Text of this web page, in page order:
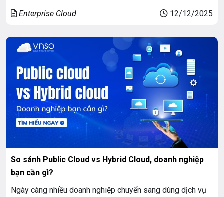
mềm linh hoạt hơn, tiện lợi hơn mà không cần đầu […]
Enterprise Cloud 12/12/2025
So sánh Public Cloud vs Hybrid Cloud, doanh nghiệp
bạn cần gì?
Ngày càng nhiều doanh nghiệp chuyển sang dùng dịch vụ